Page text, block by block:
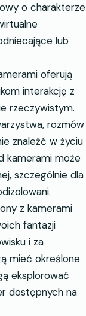
o charakterze
lub
oferują
interakcję z
rzeczywistym.
rozmów
znaleźć w życiu
kamerami może
szczególnie dla
z kamerami
fantazji
i za
mieć określone
eksplorować
dostępnych na